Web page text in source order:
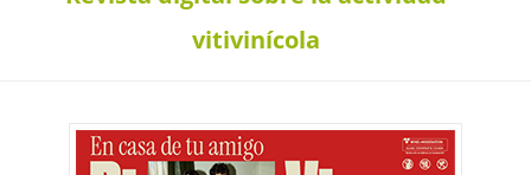
vitivinícola